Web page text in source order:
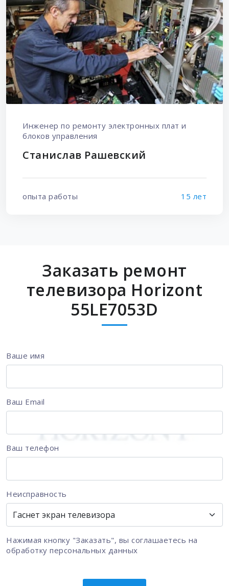
Инженер по ремонту электронных плат и
блоков управления
Станислав Рашевский
опыта работы 15 лет
Заказать ремонт
телевизора Horizont
55LE7053D
Ваше имя
Ваш Email
Ваш телефон
Неисправность
Нажимая кнопку "Заказать", вы соглашаетесь на
обработку персональных данных